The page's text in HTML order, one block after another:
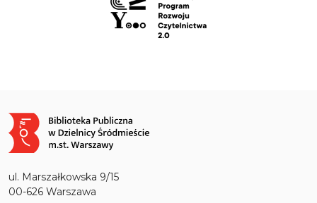
Obraz
ul. Marszałkowska 9/15
00-626 Warszawa